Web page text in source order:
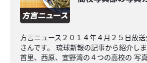
方言ニュース２０１４年４月２５日放
さんです。 琉球新報の記事から紹介しま
首里、西原、宜野湾の４つの高校の 写